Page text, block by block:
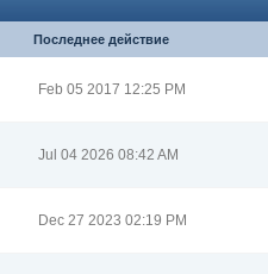
Последнее действие
Feb 05 2017 12:25 PM
Jul 04 2026 08:42 AM
Dec 27 2023 02:19 PM